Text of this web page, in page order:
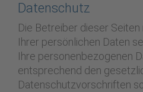
Datenschutz
Die Betreiber dieser
Ihrer persönlichen Daten
Ihre personenbezogenen
entsprechend den
Datenschutzvorschriften